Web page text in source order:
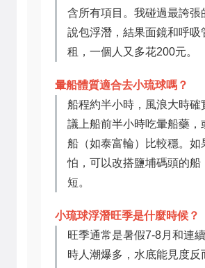
含所有項目。我碰過最誇張
說包浮潛，結果面鏡和呼吸
租，一個人又多花200元。
暈船體質適合去小琉球嗎？
船程約半小時，風浪大時確
議上船前半小時吃暈船藥，
船（如泰富輪）比較穩。如
怕，可以改搭鹽埔碼頭的船
短。
小琉球浮潛旺季是什麼時候？
旺季通常是暑假7-8月和連
時人潮爆多，水底能見度反